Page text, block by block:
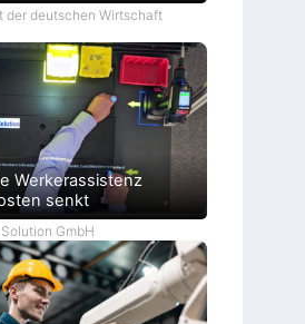
der deutschen Wirtschaft
Werkerassistenz
senkt
GmbH